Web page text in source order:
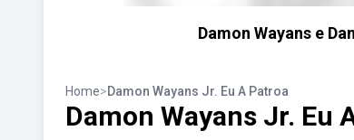
Damon Wayans e
Home>Damon Wayans Jr. Eu A Patroa
Damon Wayans Jr. Eu